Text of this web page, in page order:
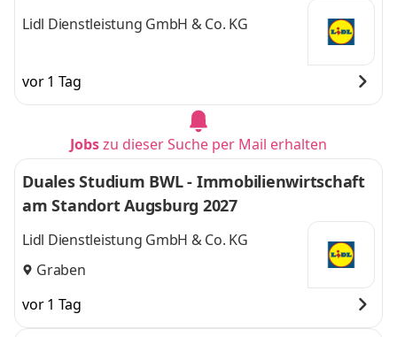
Lidl Dienstleistung GmbH & Co. KG
vor 1 Tag
Jobszu dieser Suche per Mail erhalten
Duales Studium BWL - Immobilienwirtschaft
am Standort Augsburg 2027
Lidl Dienstleistung GmbH & Co. KG
Graben
vor 1 Tag